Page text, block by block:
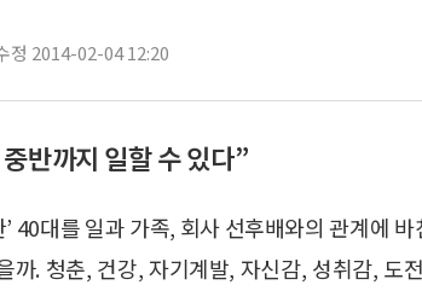
정 2014-02-04 12:20
반까지 일할 수 있다”
’ 40대를 일과 가족, 회사 선후배와의 관계에
까. 청춘, 건강, 자기계발, 자신감, 성취감, 도